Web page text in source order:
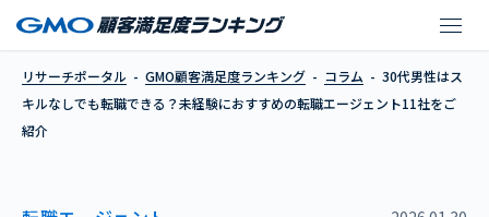
30代男性はスキルな
リサーチポータル GMO顧客満足度ランキング コラム
30代男性はス
キルなしでも転職できる？未経験におすすめの転職エージェント11社をご
紹介